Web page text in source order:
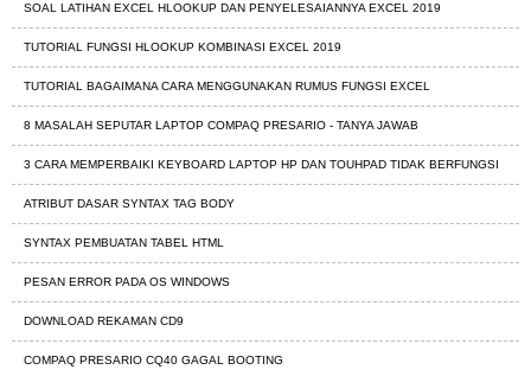
SOAL LATIHAN EXCEL HLOOKUP DAN PENYELESAIANNYA EXCEL 2019
TUTORIAL FUNGSI HLOOKUP KOMBINASI EXCEL 2019
TUTORIAL BAGAIMANA CARA MENGGUNAKAN RUMUS FUNGSI EXCEL
8 MASALAH SEPUTAR LAPTOP COMPAQ PRESARIO - TANYA JAWAB
3 CARA MEMPERBAIKI KEYBOARD LAPTOP HP DAN TOUHPAD TIDAK BERFUNGSI
ATRIBUT DASAR SYNTAX TAG BODY
SYNTAX PEMBUATAN TABEL HTML
PESAN ERROR PADA OS WINDOWS
DOWNLOAD REKAMAN CD9
COMPAQ PRESARIO CQ40 GAGAL BOOTING